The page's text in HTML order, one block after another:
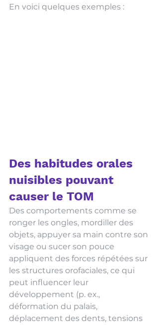
En voici quelques exemples :
Des habitudes orales
nuisibles pouvant
causer le TOM
Des comportements comme se
ronger les ongles, mordiller des
objets, appuyer sa main contre son
visage ou sucer son pouce
appliquent des forces répétées sur
les structures orofaciales, ce qui
peut influencer leur
développement (p. ex.,
déformation du palais,
déplacement des dents, tensions